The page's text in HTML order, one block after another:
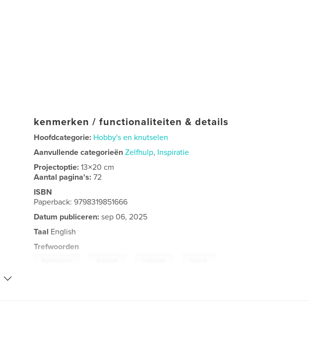
kenmerken / functionaliteiten & details
Hoofdcategorie: Hobby's en knutselen
Aanvullende categorieën Zelfhulp, Inspiratie
Projectoptie:13×20 cm
Aantal pagina's:72
ISBN
Paperback: 9798319851666
Datum publiceren: sep 06, 2025
Taal English
Trefwoorden